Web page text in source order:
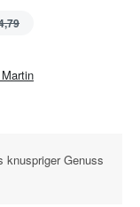
knuspriger Genuss